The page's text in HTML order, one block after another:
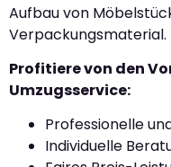
Aufbau von
Verpackungsmaterial.
Profitiere von den
Umzugsservice:
Professionelle
Individuelle